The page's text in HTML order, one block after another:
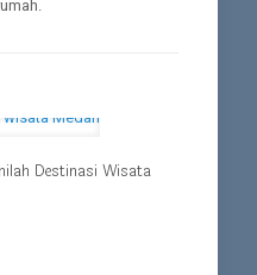
Destinasi Wisata